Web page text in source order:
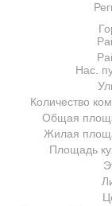
Нас.
Количество
Общая
Жилая
Площадь